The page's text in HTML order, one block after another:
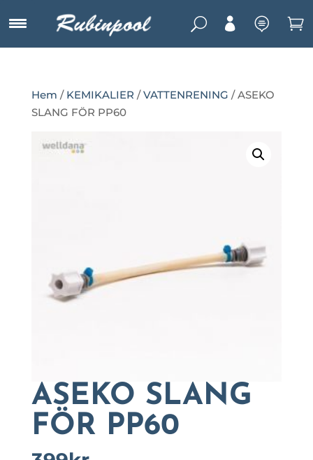
U   
Hem / KEMIKALIER /VATTENRENING / ASEKO
SLANG FÖR PP60
ASEKO SLANG
FÖR PP60